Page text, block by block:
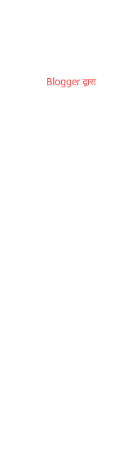
Blogger द्वारा